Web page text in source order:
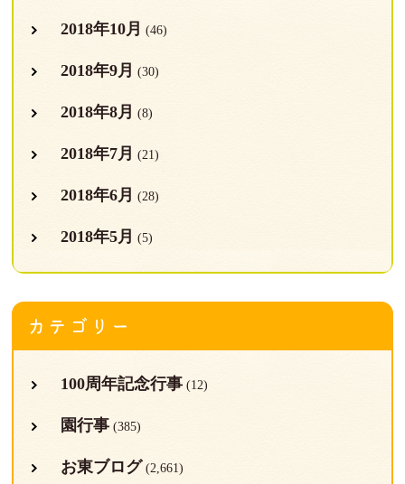
2018年10月 (46)
2018年9月 (30)
2018年8月 (8)
2018年7月 (21)
2018年6月 (28)
2018年5月 (5)
カテゴリー
100周年記念行事(12)
園行事(385)
お東ブログ (2,661)